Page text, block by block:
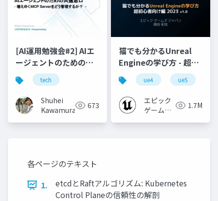
[AI運用勉強会#2] AIエ
ージェントのための共
通窓口 - 増えゆくMCP
Serverをどう管理する
か？ -
tech
Shuhei
Kawamura
673
猫でも分かるUnreal
Engineの学び方 - 超初
心者向け編 - 2023 v1.0
ue4 ue5
エピック
ゲームズ
1.7M
各ページのテキスト
1.
etcdとRaftアルゴリズム: Kubernetes
Control Planeの信頼性の解剖